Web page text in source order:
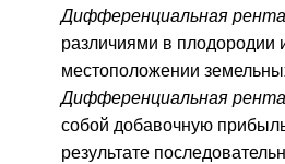
Дифференциальная
различиями в плодородии
местоположении
Дифференциальная
собой добавочную
результате